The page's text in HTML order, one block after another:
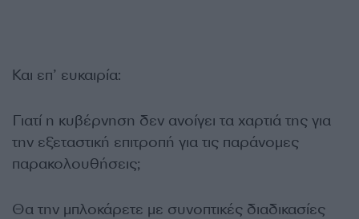
Και επ’ ευκαιρία:
Γιατί η κυβέρνηση δεν ανοίγει τα χαρτιά της για
την εξεταστική επιτροπή για τις παράνομες
παρακολουθήσεις;
Θα την μπλοκάρετε με συνοπτικές διαδικασίες